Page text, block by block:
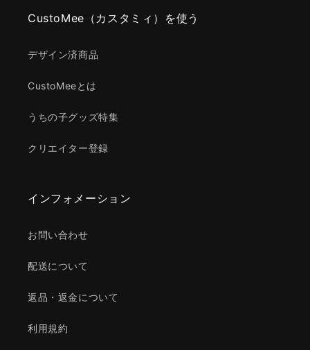
CustoMee（カスタミィ）を使う
デザイン済商品
CustoMeeとは
うちの子グッズ特集
クリエイター登録
インフォメーション
お問い合わせ
配送について
返品・返金について
利用規約